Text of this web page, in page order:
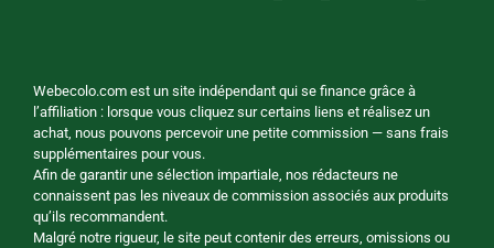
Webecolo.com est un site indépendant qui se finance grâce à
l’affiliation : lorsque vous cliquez sur certains liens et réalisez un
achat, nous pouvons percevoir une petite commission — sans frais
supplémentaires pour vous.
Afin de garantir une sélection impartiale, nos rédacteurs ne
connaissent pas les niveaux de commission associés aux produits
qu’ils recommandent.
Malgré notre rigueur, le site peut contenir des erreurs, omissions ou